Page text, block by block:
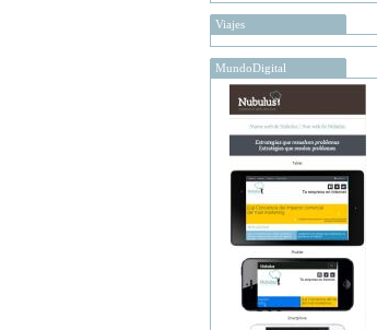
Viajes
MundoDigital